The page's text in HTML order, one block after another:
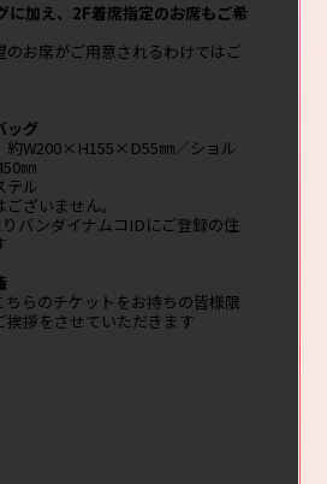
に加え、2F着席指定のお席もご希
お席がご用意されるわけではご
ッグ
W200×H155×D55㎜／ショル
㎜
ル
ざいません。
バンダイナムコIDにご登録の住
ちらのチケットをお持ちの皆様限
挨拶をさせていただきます